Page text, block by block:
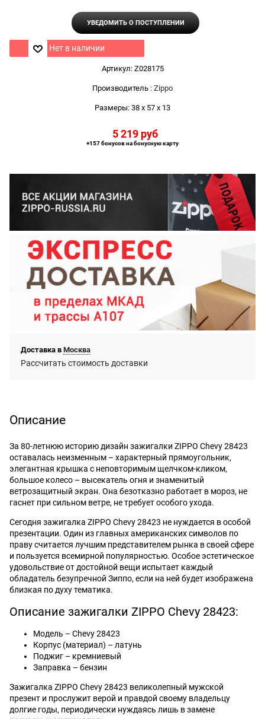
УВЕДОМИТЬ О ПОСТУПЛЕНИИ
Нет в наличии
Артикул: Z028175
Производитель : Zippo
Размеры: 38 x 57 x 13
5 219 руб
+157 бонусов на бонусную карту
Доставка в Москва
Рассчитать стоимость доставки
Описание
За 80-летнюю историю дизайн зажигалки ZIPPO Chevy 28423
оставалась неизменным – характерный прямоугольник,
элегантная крышка с неповторимым щелчком-кликом,
большое колесо – высекатель огня и знаменитый
ветрозащитный экран. Она безотказно работает в мороз, не
гаснет при сильном ветре, не требует особого ухода.
Сегодня зажигалка ZIPPO Chevy 28423 не нуждается в особой
презентации. Один из главных американских символов по
праву считается лучшим представителем рынка в своей сфере
и пользуется всемирной популярностью. Особое эстетическое
удовольствие от достойной вещи испытает каждый
обладатель безупречной Зиппо, если на ней будет изображена
близкая по духу тематика.
Описание зажигалки ZIPPO Chevy 28423:
Модель – Chevy 28423
Корпус (материал) – латунь
Поджиг – кремниевый
Заправка – бензин
Зажигалка ZIPPO Chevy 28423 великолепный мужской
презент и прослужит верой и правдой своему владельцу
долгие годы, периодически нуждаясь лишь в замене